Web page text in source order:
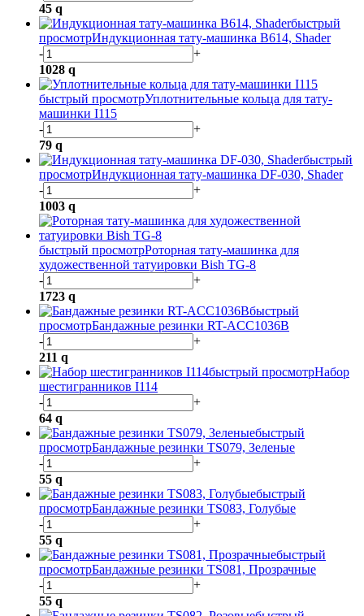
45 q
быстрый
просмотрИндукционная тату-машинка B614, Shader
-
+
1028 q
быстрый просмотрУплотнительные кольца для тату-
машинки I115
-
+
79 q
быстрый
просмотрИндукционная тату-машинка DF-030, Shader
-
+
1003 q
быстрый просмотрРоторная тату-машинка для
художественной татуировки Bish TG-8
-
+
1723 q
быстрый
просмотрБандажные резинки RT-ACC1036B
-
+
211 q
быстрый просмотрНабор
шестигранников I114
-
+
64 q
быстрый
просмотрБандажные резинки TS079, Зеленые
-
+
55 q
быстрый
просмотрБандажные резинки TS083, Голубые
-
+
55 q
быстрый
просмотрБандажные резинки TS081, Прозрачные
-
+
55 q